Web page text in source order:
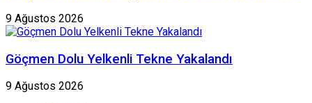
9 Ağustos 2026
Göçmen Dolu Yelkenli Tekne Yakalandı
9 Ağustos 2026